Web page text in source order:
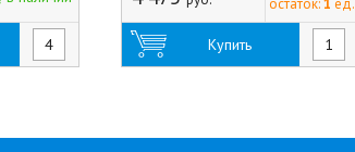
остаток:1 ед.
Купить